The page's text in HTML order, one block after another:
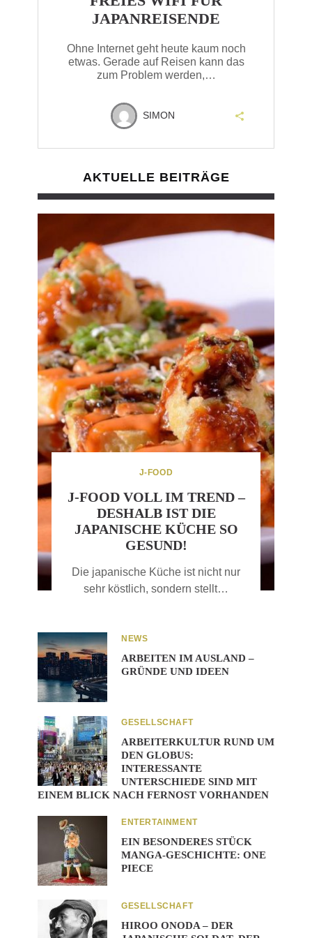
JAPANREISENDE
Ohne Internet geht heute kaum noch
etwas. Gerade auf Reisen kann das
zum Problem werden,…
SIMON
AKTUELLE BEITRÄGE
J-FOOD
J-FOOD VOLL IM TREND –
DESHALB IST DIE
JAPANISCHE KÜCHE SO
GESUND!
Die japanische Küche ist nicht nur
sehr köstlich, sondern stellt…
NEWS
ARBEITEN IM AUSLAND –
GRÜNDE UND IDEEN
GESELLSCHAFT
ARBEITERKULTUR RUND UM
DEN GLOBUS:
INTERESSANTE
UNTERSCHIEDE SIND MIT
EINEM BLICK NACH FERNOST VORHANDEN
ENTERTAINMENT
EIN BESONDERES STÜCK
MANGA-GESCHICHTE: ONE
PIECE
GESELLSCHAFT
HIROO ONODA – DER